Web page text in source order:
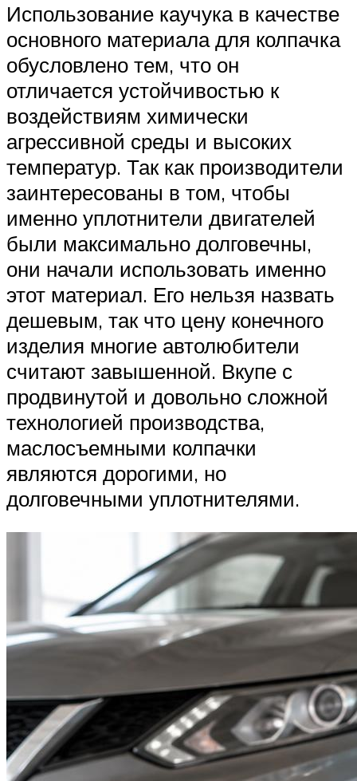
Использование каучука в качестве
основного материала для колпачка
обусловлено тем, что он
отличается устойчивостью к
воздействиям химически
агрессивной среды и высоких
температур. Так как производители
заинтересованы в том, чтобы
именно уплотнители двигателей
были максимально долговечны,
они начали использовать именно
этот материал. Его нельзя назвать
дешевым, так что цену конечного
изделия многие автолюбители
считают завышенной. Вкупе с
продвинутой и довольно сложной
технологией производства,
маслосъемными колпачки
являются дорогими, но
долговечными уплотнителями.